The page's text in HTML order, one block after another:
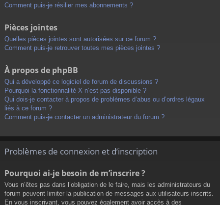
Comment puis-je résilier mes abonnements ?
Pièces jointes
Quelles pièces jointes sont autorisées sur ce forum ?
Comment puis-je retrouver toutes mes pièces jointes ?
À propos de phpBB
Qui a développé ce logiciel de forum de discussions ?
Pourquoi la fonctionnalité X n’est pas disponible ?
Qui dois-je contacter à propos de problèmes d’abus ou d’ordres légaux
liés à ce forum ?
Comment puis-je contacter un administrateur du forum ?
Problèmes de connexion et d’inscription
Pourquoi ai-je besoin de m’inscrire ?
Vous n’êtes pas dans l’obligation de le faire, mais les administrateurs du
forum peuvent limiter la publication de messages aux utilisateurs inscrits.
En vous inscrivant, vous pouvez également avoir accès à des